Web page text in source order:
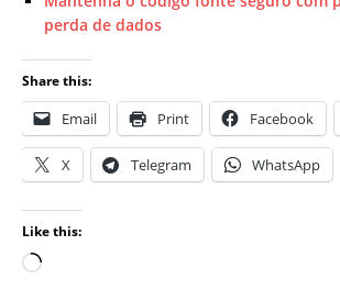
perda de dados
Share this:
Email Print Facebook
X Telegram WhatsApp
Like this: